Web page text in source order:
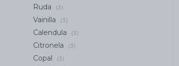
Ruda (3)
Vainilla (3)
Calendula (3)
Citronela (3)
Copal (3)